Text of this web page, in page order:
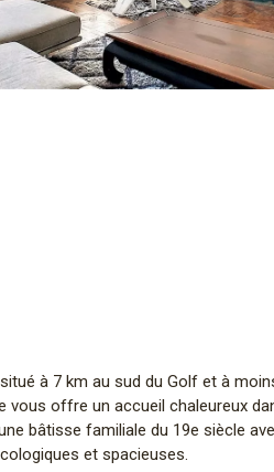
à 7 km au sud du Golf et à
vous offre un accueil chaleureux
bâtisse familiale du 19e siècle
et spacieuses.